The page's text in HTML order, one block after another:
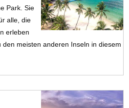
Park. Sie
alle, die
erleben
meisten anderen Inseln in diesem